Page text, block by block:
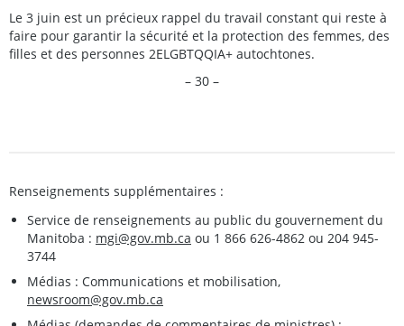
Le 3 juin est un précieux rappel du travail constant qui reste à
faire pour garantir la sécurité et la protection des femmes, des
filles et des personnes 2ELGBTQQIA+ autochtones.
– 30 –
Renseignements supplémentaires :
Service de renseignements au public du gouvernement du
Manitoba : mgi@gov.mb.ca ou 1 866 626-4862 ou 204 945-
3744
Médias : Communications et mobilisation,
newsroom@gov.mb.ca